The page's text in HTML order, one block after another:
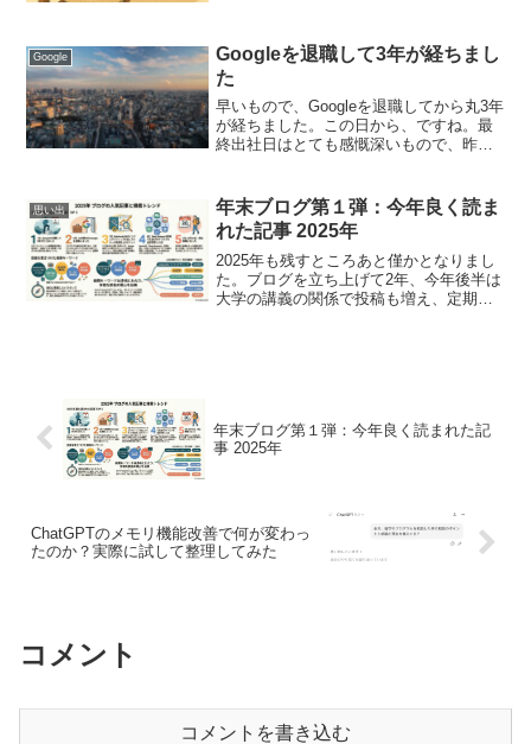
い。どんな姿勢を取っても...
Google
Googleを退職して3年が経ちまし
た
早いもので、Googleを退職してから丸3年
が経ちました。この日から、ですね。最
終出社日はとても感慨深いもので、昨年
の変化に、自分でも少し驚いています。
実は今年...
思い出
年末ブログ第１弾：今年良く読ま
れた記事 2025年
2025年も残すところあと僅かとなりまし
た。ブログを立ち上げて2年、今年後半は
大学の講義の関係で投稿も増え、定期的
年末ブログ第１弾：今年良く読まれた記
事 2025年
ChatGPTのメモリ機能改善で何が変わっ
たのか？実際に試して整理してみた
コメント
コメントを書き込む